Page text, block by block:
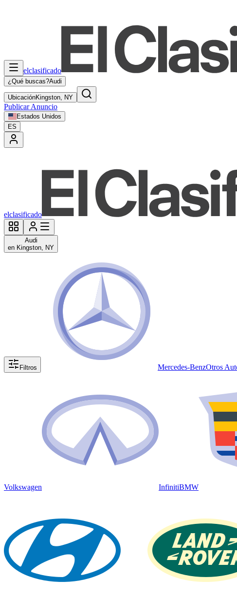
elclasificado
¿Qué buscas?Audi
UbicaciónKingston, NY
Publicar Anuncio
Estados Unidos
ES
elclasificado
Audi
en Kingston, NY
Filtros Mercedes-BenzOtros
Volkswagen InfinitiBMW